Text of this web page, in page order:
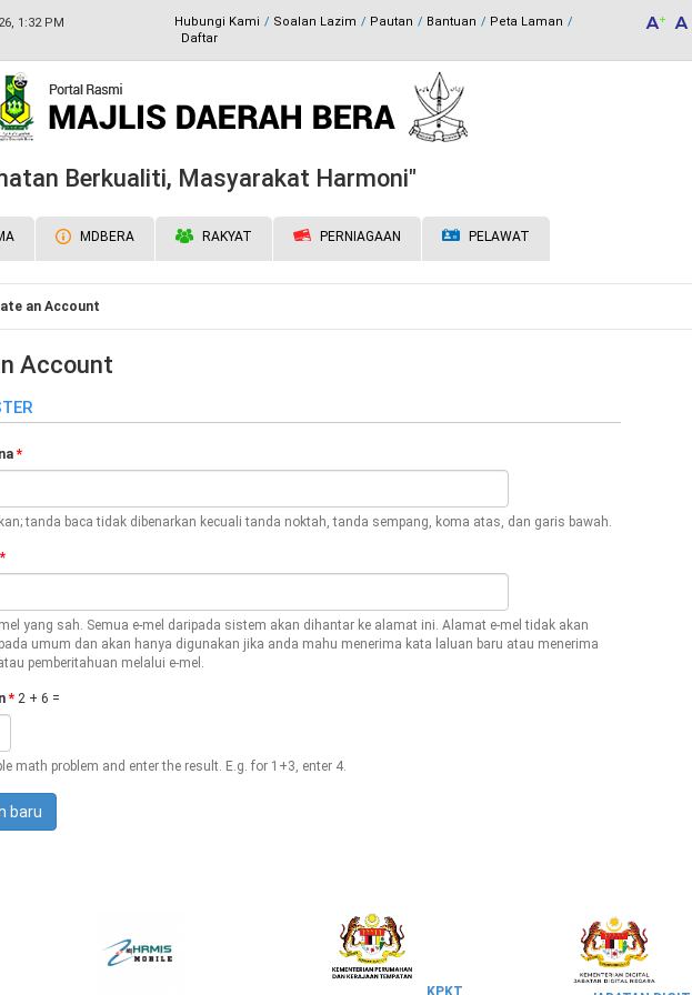
1:32 PM Hubungi Kami Soalan Lazim Pautan Bantuan
Peta Laman
Daftar
Berkualiti, Masyarakat Harmoni"
MDBERA RAKYAT PERNIAGAAN PELAWAT
an Account
Account
*
tanda baca tidak dibenarkan kecuali tanda noktah, tanda sempang, koma atas, dan garis bawah.
*
yang sah. Semua e-mel daripada sistem akan dihantar ke alamat ini. Alamat e-mel tidak akan
umum dan akan hanya digunakan jika anda mahu menerima kata laluan baru atau menerima
pemberitahuan melalui e-mel.
* 2 + 6 =
math problem and enter the result. E.g. for 1+3, enter 4.
KPKT